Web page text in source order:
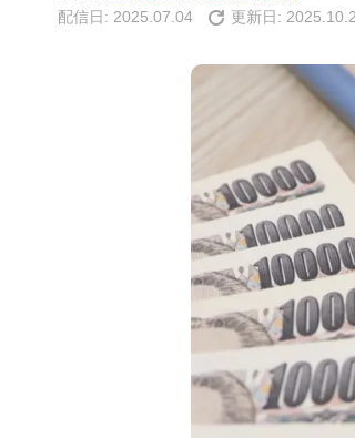
配信日: 2025.07.04 更新日: